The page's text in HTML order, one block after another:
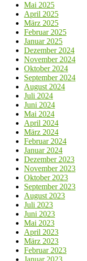
Mai 2025
April 2025
März 2025
Februar 2025
Januar 2025
Dezember 2024
November 2024
Oktober 2024
September 2024
August 2024
Juli 2024
Juni 2024
Mai 2024
April 2024
März 2024
Februar 2024
Januar 2024
Dezember 2023
November 2023
Oktober 2023
September 2023
August 2023
Juli 2023
Juni 2023
Mai 2023
April 2023
März 2023
Februar 2023
Januar 2023